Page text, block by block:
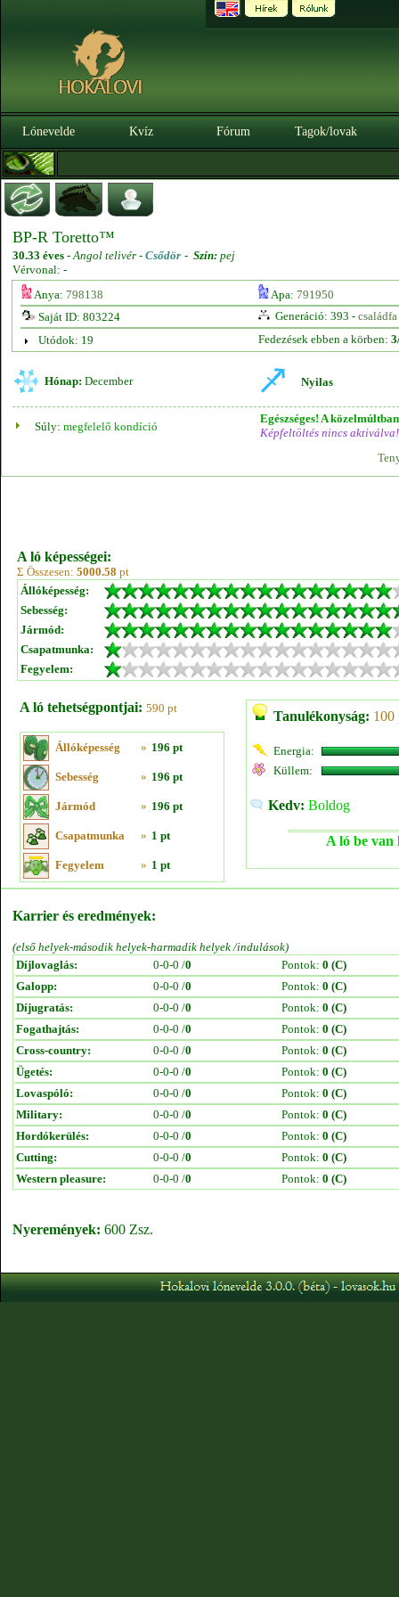
Lónevelde Kvíz Fórum Tagok/lovak
BP-R Toretto™
30.33 éves -Angol telivér - Csődör - Szín: pej
Vérvonal: -
Anya: 798138 Apa: 791950
Saját ID: 803224
Generáció: 393 - családfa
Utódok: 19
Fedezések ebben a körben:
Hónap: December Nyilas
Súly: megfelelő kondíció
Egészséges! A
Képfeltöltés nincs aktiválva!
A ló képességei:
Σ Összesen: 5000.58 pt
Állóképesség:
Sebesség:
Jármód:
Csapatmunka:
Fegyelem:
A ló tehetségpontjai: 590 pt
Állóképesség » 196 pt
Sebesség » 196 pt
Jármód » 196 pt
Csapatmunka » 1 pt
Fegyelem » 1 pt
Tanulékonyság: 100
Energia:
Küllem:
Kedv: Boldog
A ló be van
Karrier és eredmények:
(első helyek-második helyek-harmadik helyek /indulások)
Díjlovaglás:
0-0-0 /0 Pontok: 0 (C)
Galopp:
0-0-0 /0 Pontok: 0 (C)
Díjugratás:
0-0-0 /0 Pontok: 0 (C)
Fogathajtás:
0-0-0 /0 Pontok: 0 (C)
Cross-country:
0-0-0 /0 Pontok: 0 (C)
Ügetés:
0-0-0 /0 Pontok: 0 (C)
Lovaspóló:
0-0-0 /0 Pontok: 0 (C)
Military:
0-0-0 /0 Pontok: 0 (C)
Hordókerülés:
0-0-0 /0 Pontok: 0 (C)
Cutting:
0-0-0 /0 Pontok: 0 (C)
Western pleasure:
0-0-0 /0 Pontok: 0 (C)
Nyeremények: 600 Zsz.